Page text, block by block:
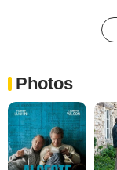
Photos